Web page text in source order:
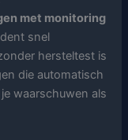
met monitoring
snel
hersteltest is
die automatisch
waarschuwen als